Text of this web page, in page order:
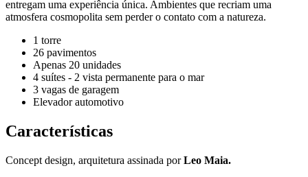
entregam uma experiência única. Ambientes que recriam uma
atmosfera cosmopolita sem perder o contato com a natureza.
1 torre
26 pavimentos
Apenas 20 unidades
4 suítes - 2 vista permanente para o mar
3 vagas de garagem
Elevador automotivo
Características
Concept design, arquitetura assinada porLeo Maia.